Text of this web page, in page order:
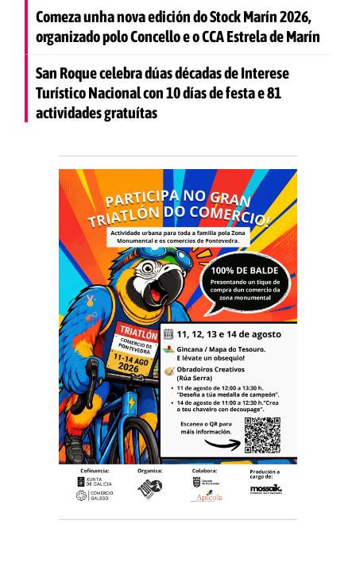
Comeza unha nova edición do Stock Marín 2026,
organizado polo Concello e o CCA Estrela de Marín
San Roque celebra dúas décadas de Interese
Turístico Nacional con 10 días de festa e 81
actividades gratuítas